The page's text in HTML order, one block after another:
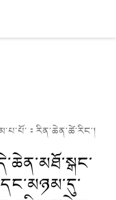
： རིན་ཆེན་ཚེ་རིང་།